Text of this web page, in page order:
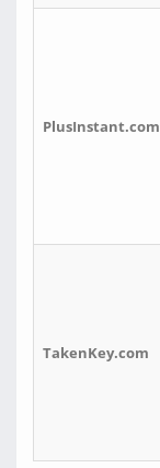
PlusInstant.com
TakenKey.com